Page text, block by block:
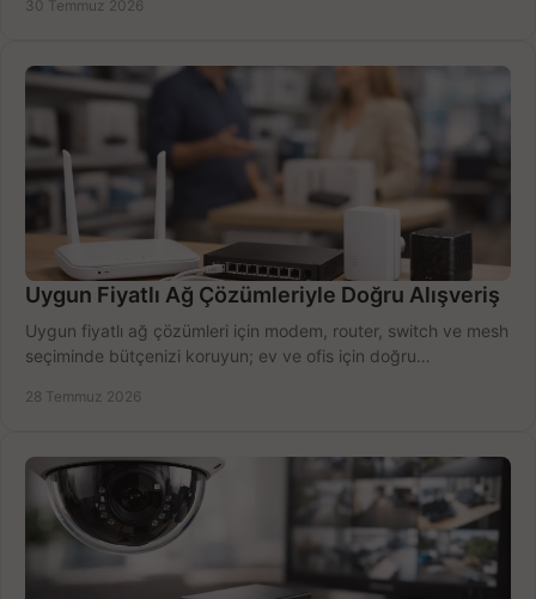
30 Temmuz 2026
Uygun Fiyatlı Ağ Çözümleriyle Doğru Alışveriş
Uygun fiyatlı ağ çözümleri için modem, router, switch ve mesh
seçiminde bütçenizi koruyun; ev ve ofis için doğru
28 Temmuz 2026